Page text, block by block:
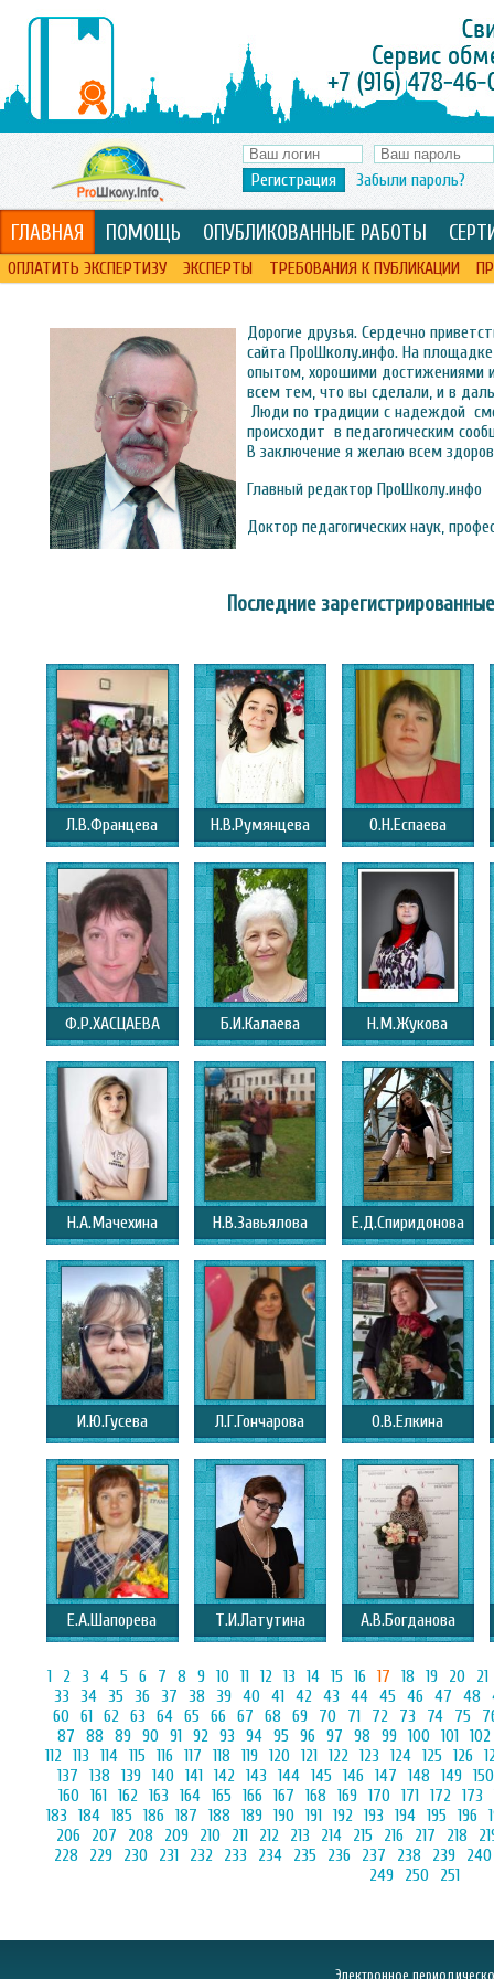
Регистрация Забыли пароль?
ГЛАВНАЯ ПОМОЩЬ ОПУБЛИКОВАННЫЕ РАБОТЫ
ОПЛАТИТЬ ЭКСПЕРТИЗУ ЭКСПЕРТЫ ТРЕБОВАНИЯ К ПУБЛИКАЦИИ
Дорогие друзья. Сердечно
сайта ПроШколу.инфо. На
опытом, хорошими достижениями
всем тем, что вы сделали, и в
Люди по традиции с надеждой
происходит в педагогическим
В заключение я желаю всем
Главный редактор ПроШколу.инфо
Доктор педагогических наук,
Последние
Л.В.Францева Н.В.Румянцева О.Н.Еспаева
Ф.Р.ХАСЦАЕВА Б.И.Калаева Н.М.Жукова
Н.А.Мачехина Н.В.Завьялова Е.Д.Спиридонова
И.Ю.Гусева Л.Г.Гончарова О.В.Елкина
Е.А.Шапорева Т.И.Латутина А.В.Богданова
1 2 3 4 5 6 7 8 9 10 11 12 13 14 15 16 17 18 19 20
21
33
34 35 36 37 38 39 40 41 42 43 44 45 46 47 48
60 61 62 63 64 65 66 67 68 69 70 71 72 73 74 75
87
88 89 90 91 92 93 94 95 96 97 98 99 100 101
102
112 113 114 115 116 117 118 119 120 121 122 123 124 125 126
137
138 139 140 141 142 143 144 145 146 147 148 149 150
160 161 162 163 164 165 166 167 168 169 170 171 172 173
183
184 185 186 187 188 189 190 191 192 193 194 195 196
206
207 208 209 210 211 212 213 214 215 216 217 218
228
229 230 231 232 233 234 235 236 237 238 239
240
249
250 251
Электронное